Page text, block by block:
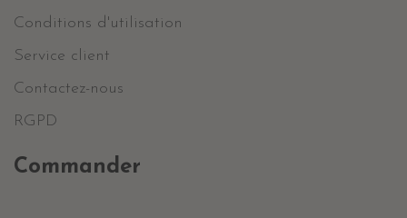
Conditions d'utilisation
Service client
Contactez-nous
RGPD
Commander